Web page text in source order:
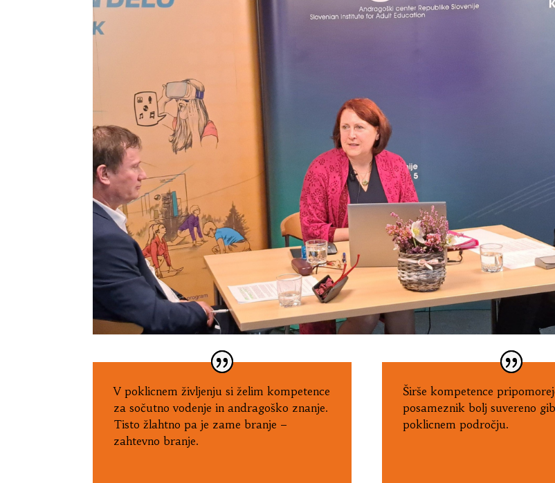
V poklicnem življenju si želim kompetence
za sočutno vodenje in andragoško znanje.
Tisto žlahtno pa je zame branje –
zahtevno branje.
Širše kompetence
posameznik bolj suvereno
poklicnem področju.